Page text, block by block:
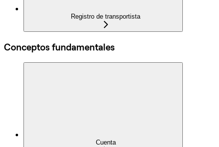
Registro de transportista
Conceptos fundamentales
Cuenta